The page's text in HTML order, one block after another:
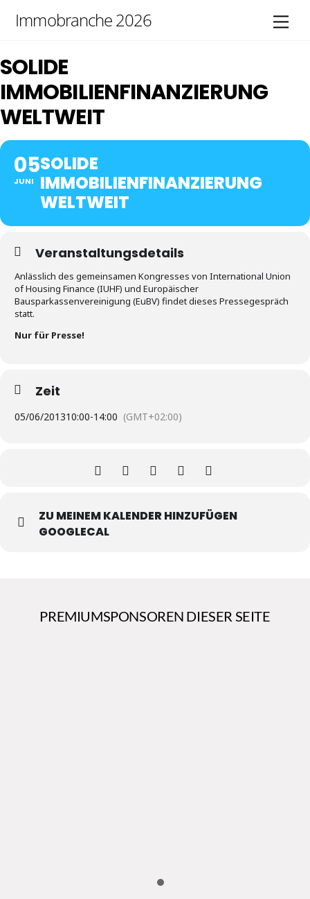
Immobranche 2026
SOLIDE
IMMOBILIENFINANZIERUNG
WELTWEIT
05
JUNI
SOLIDE
IMMOBILIENFINANZIERUNG
WELTWEIT
Veranstaltungsdetails
Anlässlich des gemeinsamen Kongresses von International Union
of Housing Finance (IUHF) und Europäischer
Bausparkassenvereinigung (EuBV) findet dieses Pressegespräch
statt.
Nur für Presse!
Zeit
05/06/201310:00-14:00 (GMT+02:00)
ZU MEINEM KALENDER HINZUFÜGEN
GOOGLECAL
PREMIUMSPONSOREN DIESER SEITE